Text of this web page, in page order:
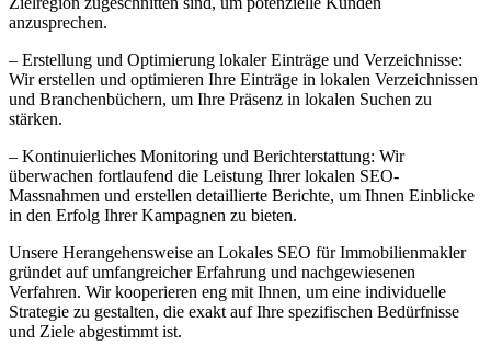
anzusprechen.
– Erstellung und Optimierung lokaler Einträge und Verzeichnisse:
Wir erstellen und optimieren Ihre Einträge in lokalen Verzeichnissen
und Branchenbüchern, um Ihre Präsenz in lokalen Suchen zu
stärken.
– Kontinuierliches Monitoring und Berichterstattung: Wir
überwachen fortlaufend die Leistung Ihrer lokalen SEO-
Massnahmen und erstellen detaillierte Berichte, um Ihnen Einblicke
in den Erfolg Ihrer Kampagnen zu bieten.
Unsere Herangehensweise an Lokales SEO für Immobilienmakler
gründet auf umfangreicher Erfahrung und nachgewiesenen
Verfahren. Wir kooperieren eng mit Ihnen, um eine individuelle
Strategie zu gestalten, die exakt auf Ihre spezifischen Bedürfnisse
und Ziele abgestimmt ist.